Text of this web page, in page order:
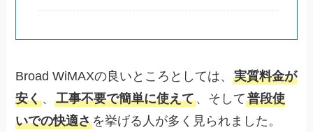
Broad WiMAXの良いところとしては、実質料金が
安く、工事不要で簡単に使えて、そして普段使
いでの快適さを挙げる人が多く見られました。